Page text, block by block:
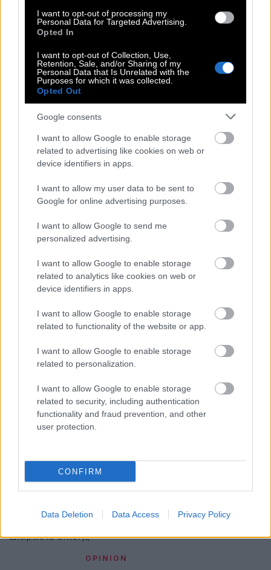
I want to opt-out of processing my
Personal Data for Targeted Advertising.
Opted In
I want to opt-out of Collection, Use,
Retention, Sale, and/or Sharing of my
Personal Data that Is Unrelated with the
Purposes for which it was collected.
Opted Out
Google consents
I want to allow Google to enable storage
related to advertising like cookies on web or
device identifiers in apps.
I want to allow my user data to be sent to
Google for online advertising purposes.
I want to allow Google to send me
personalized advertising.
I want to allow Google to enable storage
related to analytics like cookies on web or
device identifiers in apps.
I want to allow Google to enable storage
related to functionality of the website or app.
I want to allow Google to enable storage
related to personalization.
I want to allow Google to enable storage
related to security, including authentication
functionality and fraud prevention, and other
user protection.
CONFIRM
Data Deletion Data Access Privacy Policy
μακροχρόνιων σχέσεων.
8. Έχεις τέλειο χαμόγελο. Μπορώ να το
ξαναδώ;
Πώς να μη σου χαμογελάσει μετά;
9. Θα σε ρωτούσα τι κάνεις απόψε,
αλλά προτιμώ να σου το δείξω.
Κλασικό και λίγο βαρύ, προδιαθέτει για έξαλλες
καταστάσεις αλλά αφήνει και περιθώριο.
10. Είσαι τόσο hot που με έκανες να
ξεχάσω την ατάκα.
Απλό, λιτό, απέριττο. Μπορεί απλώς να είναι η
αλήθεια. Να έπαθες μο@νόπλακα και να ξέχασες
και το όνομά σου.
11. Μου δίνεις το τηλέφωνό σου;
Χωρίς πλάκα. Όχι σόσιαλ, όχι ινσταγραμο-τικτόκ
και λοιπές μπούρδες που ξεθυμαίνουν μια σχέση
και την περιορίζουν σε likes και reactions.
12. Νομίζω ότι είμαστε στην ίδια σελίδα
Αν είστε ηDua Lipaκαι οΚάλουμ Τέρνερκαι
διαβάζετε το ίδιο βιβλίο.
Διαβάστε επίσης
OPINION